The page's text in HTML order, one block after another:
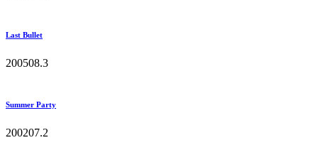
Last Bullet
200508.3
Summer Party
200207.2